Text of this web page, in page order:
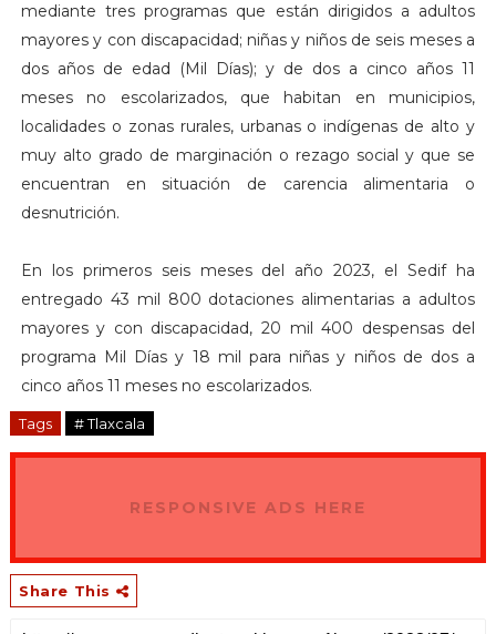
mediante tres programas que están dirigidos a adultos
mayores y con discapacidad; niñas y niños de seis meses a
dos años de edad (Mil Días); y de dos a cinco años 11
meses no escolarizados, que habitan en municipios,
localidades o zonas rurales, urbanas o indígenas de alto y
muy alto grado de marginación o rezago social y que se
encuentran en situación de carencia alimentaria o
desnutrición.
En los primeros seis meses del año 2023, el Sedif ha
entregado 43 mil 800 dotaciones alimentarias a adultos
mayores y con discapacidad, 20 mil 400 despensas del
programa Mil Días y 18 mil para niñas y niños de dos a
cinco años 11 meses no escolarizados.
Tags # Tlaxcala
RESPONSIVE ADS HERE
Share This